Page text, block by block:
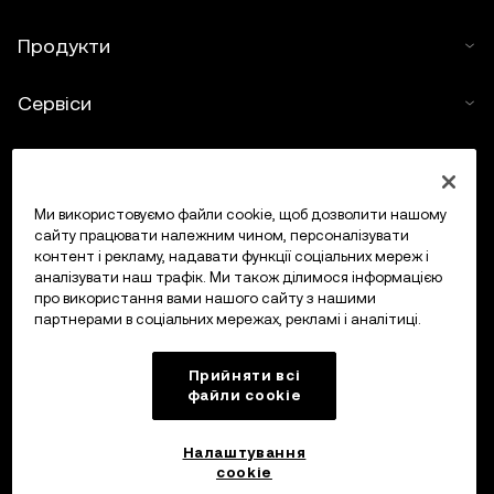
Продукти
Сервіси
Купити криптовалюту
Калькулятор криптовалюти
Торгувати
Ми використовуємо файли cookie, щоб дозволити нашому
сайту працювати належним чином, персоналізувати
контент і рекламу, надавати функції соціальних мереж і
аналізувати наш трафік. Ми також ділимося інформацією
про використання вами нашого сайту з нашими
партнерами в соціальних мережах, рекламі і аналітиці.
Прийняти всі
файли сookie
Налаштування
cookie